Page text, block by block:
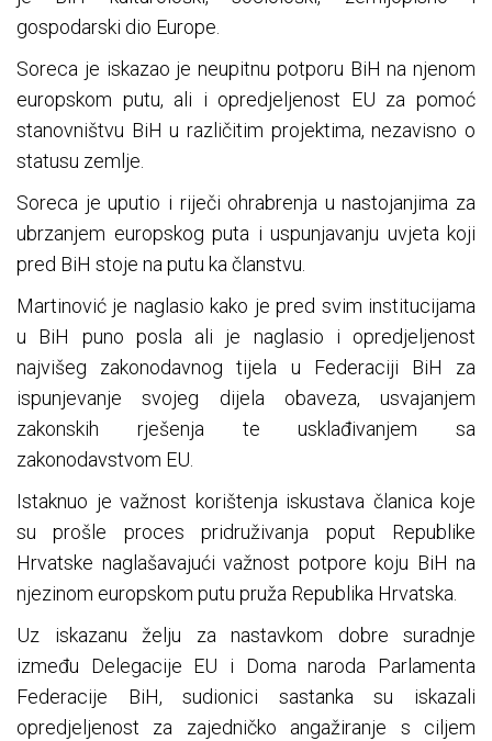
gospodarski dio Europe.
Soreca je iskazao je neupitnu potporu BiH na njenom
europskom putu, ali i opredjeljenost EU za pomoć
stanovništvu BiH u različitim projektima, nezavisno o
statusu zemlje.
Soreca je uputio i riječi ohrabrenja u nastojanjima za
ubrzanjem europskog puta i uspunjavanju uvjeta koji
pred BiH stoje na putu ka članstvu.
Martinović je naglasio kako je pred svim institucijama
u BiH puno posla ali je naglasio i opredjeljenost
najvišeg zakonodavnog tijela u Federaciji BiH za
ispunjevanje svojeg dijela obaveza, usvajanjem
zakonskih rješenja te usklađivanjem sa
zakonodavstvom EU.
Istaknuo je važnost korištenja iskustava članica koje
su prošle proces pridruživanja poput Republike
Hrvatske naglašavajući važnost potpore koju BiH na
njezinom europskom putu pruža Republika Hrvatska.
Uz iskazanu želju za nastavkom dobre suradnje
između Delegacije EU i Doma naroda Parlamenta
Federacije BiH, sudionici sastanka su iskazali
opredjeljenost za zajedničko angažiranje s ciljem